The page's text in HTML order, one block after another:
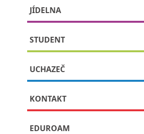
JÍDELNA
STUDENT
UCHAZEČ
KONTAKT
EDUROAM
» » detail příspěvku:
Literárněhistorická
4.ročníku, Praha
Publikováno: 4. listopadu, 2025